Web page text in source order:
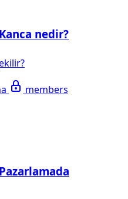
nedir?
members